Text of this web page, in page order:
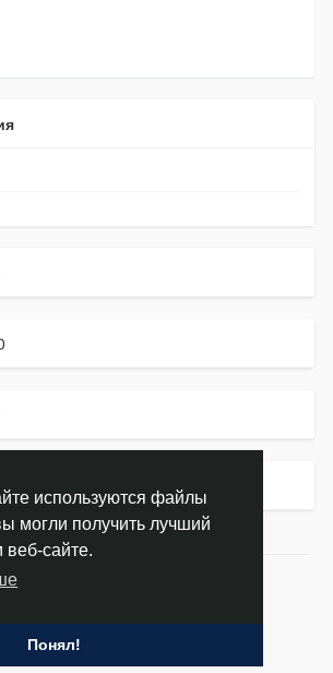
используются файлы
могли получить лучший
сайте.
Понял!
Запросить возврат
Блог